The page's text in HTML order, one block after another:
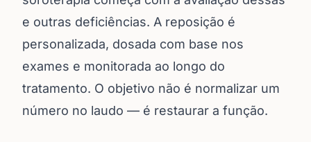
e outras deficiências. A reposição é
personalizada, dosada com base nos
exames e monitorada ao longo do
tratamento. O objetivo não é normalizar um
número no laudo — é restaurar a função.